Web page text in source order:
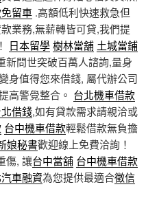
留車 .高額低利快速救急但
業務,無薪轉皆可貸,我們提
日本留學樹林當舖 土城當鋪
新問世突破百萬人諮詢,量身
身值得您來借錢, 屬代辦公司
高警覺整合。 台北機車借款
借錢,如有貸款需求請親洽或
台中機車借款輕鬆借款無負擔
娘秘書歡迎線上免費洽詢！
傷, 讓台中當舖 台中機車借款
車融資為您提供最適合徵信